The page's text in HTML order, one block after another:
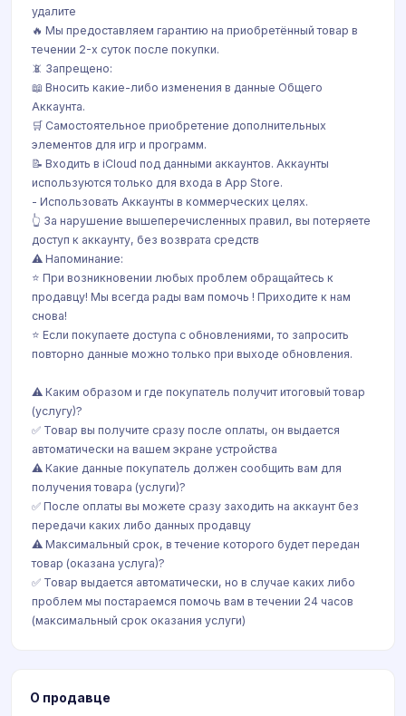
удалите
🔥 Мы предоставляем гарантию на приобретённый товар в
течении 2-х суток после покупки.
📵 Запрещено:
📖 Вносить какие-либо изменения в данные Общего
Аккаунта.
🛒 Самостоятельное приобретение дополнительных
элементов для игр и программ.
📝 Входить в iCloud под данными аккаунтов. Аккаунты
используются только для входа в App Store.
- Использовать Аккаунты в коммерческих целях.
👆 За нарушение вышеперечисленных правил, вы потеряете
доступ к аккаунту, без возврата средств
⚠️ Напоминание:
⭐️ При возникновении любых проблем обращайтесь к
продавцу! Мы всегда рады вам помочь ! Приходите к нам
снова!
⭐️ Если покупаете доступа с обновлениями, то запросить
повторно данные можно только при выходе обновления.
⚠️ Каким образом и где покупатель получит итоговый товар
(услугу)?
✅ Товар вы получите сразу после оплаты, он выдается
автоматически на вашем экране устройства
⚠️ Какие данные покупатель должен сообщить вам для
получения товара (услуги)?
✅ После оплаты вы можете сразу заходить на аккаунт без
передачи каких либо данных продавцу
⚠️ Максимальный срок, в течение которого будет передан
товар (оказана услуга)?
✅ Товар выдается автоматически, но в случае каких либо
проблем мы постараемся помочь вам в течении 24 часов
(максимальный срок оказания услуги)
О продавце